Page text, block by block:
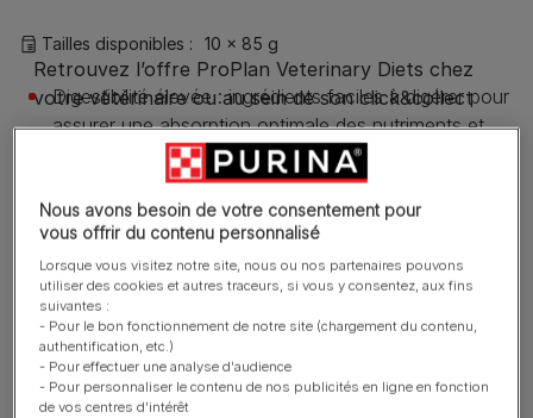
Tailles disponibles​ : 10 x 85 g
Digestibilité élevée : ingrédients faciles à digérer pour
assurer une absorption optimale des nutriments et
contribuer à réduire la charge de travail de l'intestin.
minimiser les réactions intestinales indésirables.
​Ajout de prébiotiques (inuline) : pour aider à améliorer
l'équilibre microbien et stimuler la croissance des
bactéries bénéfique.
En savoir plus
Nous avons besoin de votre consentement pour
vous offrir du contenu personnalisé
Lorsque vous visitez notre site, nous ou nos partenaires pouvons
utiliser des cookies et autres traceurs, si vous y consentez, aux fins
suivantes :
- Pour le bon fonctionnement de notre site (chargement du contenu,
authentification, etc.)
- Pour effectuer une analyse d'audience
- Pour personnaliser le contenu de nos publicités en ligne en fonction
de vos centres d'intérêt